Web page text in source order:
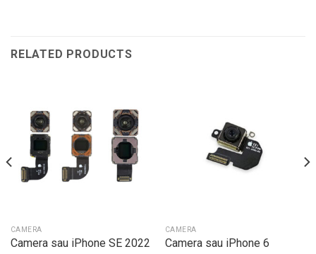
RELATED PRODUCTS
CAMERA
Camera sau iPhone SE 2022
CAMERA
Camera sau iPhone 6